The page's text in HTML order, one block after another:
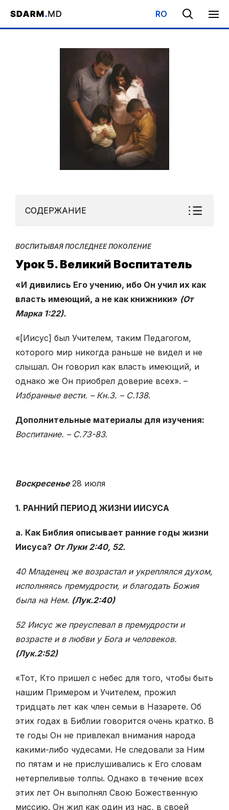
RO
Начало / Библиотека / Субботняя Школа / Воспитывая
СОДЕРЖАНИЕ
ВОСПИТЫВАЯ ПОСЛЕДНЕЕ ПОКОЛЕНИЕ
Урок 5. Великий Воспитатель
«И дивились Его учению, ибо Он учил их как
власть имеющий, а не как книжники» (От
Марка 1:22).
«[Иисус] был Учителем, таким Педагогом,
которого мир никогда раньше не видел и не
слышал. Он говорил как власть имеющий, и
однако же Он приобрел доверие всех». –
Избранные вести. – Кн.3. – С.138.
Дополнительные материалы для изучения:
Воспитание. – С.73-83.
Воскресенье28 июля
1. РАННИЙ ПЕРИОД ЖИЗНИ ИИСУСА
а. Как Библия описывает ранние годы жизни
Иисуса? От Луки 2:40, 52.
40 Младенец же возрастал и укреплялся духом,
исполняясь премудрости, и благодать Божия
была на Нем. (Лук.2:40)
52 Иисус же преуспевал в премудрости и
возрасте и в любви у Бога и человеков.
(Лук.2:52)
«Тот, Кто пришел с небес для того, чтобы быть
нашим Примером и Учителем, прожил
тридцать лет как член семьи в Назарете. Об
этих годах в Библии гово­рится очень кратко. В
те годы Он не привлекал внимания народа
какими-либо чудесами. Не следовали за Ним
по пятам и не прислушивались к Его словам
нетерпеливые толпы. Однако в течение всех
этих лет Он выполнял Свою Боже­ственную
миссию. Он жил как один из нас, в своей